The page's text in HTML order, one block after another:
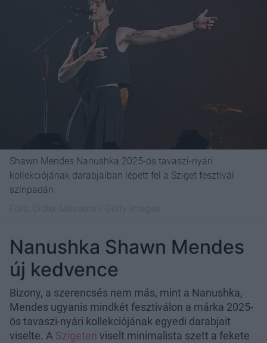
Shawn Mendes Nanushka 2025-ös tavaszi-nyári
kollekciójának darabjaiban lépett fel a Sziget fesztivál
színpadán
Nanushka Shawn Mendes
új kedvence
Bizony, a szerencsés nem más, mint a Nanushka,
Mendes ugyanis mindkét fesztiválon a márka 2025-
ös tavaszi-nyári kollekciójának egyedi darabjait
viselte. A Szigeten viselt minimalista szett a fekete